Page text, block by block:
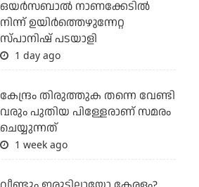
ഒയര്‍സബാൽ നാണക്കേടിൽ
നിന്ന് ഉയിർത്തെഴുന്നേറ്റ
സ്പാനിഷ് പടയാളി
1 day ago
കേന്ദ്രം തിരുത്തുക തന്നെ വേണ്ടി
വരും പുതിയ പിള്ളേരാണ് സമരം
ചെയ്യുന്നത്
1 week ago